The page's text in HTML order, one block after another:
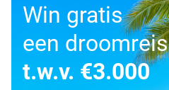
Win gratis
een droomreis
t.w.v. €3.000